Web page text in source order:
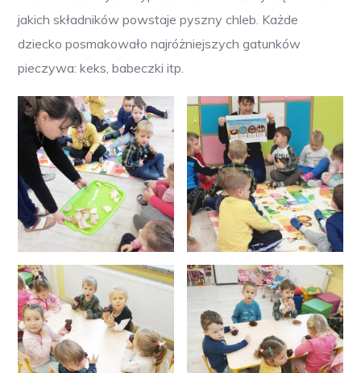
jakich składników powstaje pyszny chleb. Każde
dziecko posmakowało najróżniejszych gatunków
pieczywa: keks, babeczki itp.